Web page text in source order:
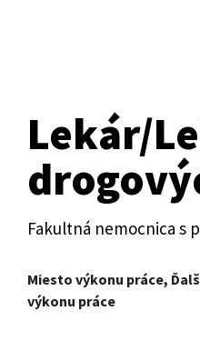
Lekár/
Fakultná nemocnica s
Miesto výkonu práce,
výkonu práce